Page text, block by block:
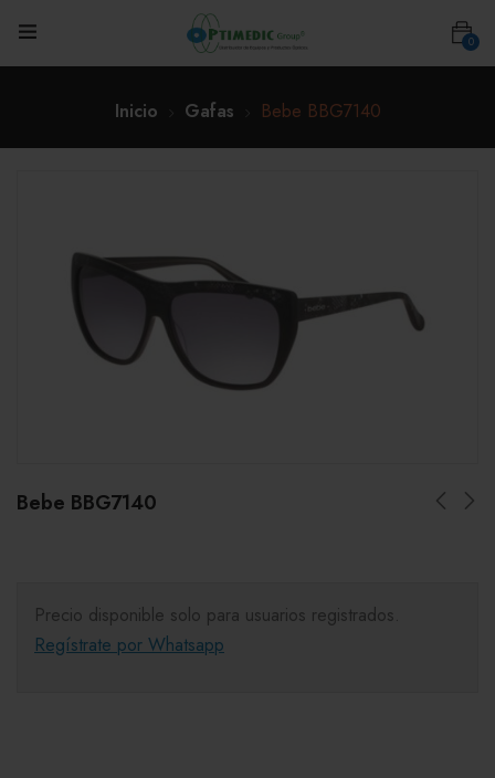
0
Inicio Gafas Bebe BBG7140
Bebe BBG7140
Precio disponible solo para usuarios registrados.
Regístrate por Whatsapp